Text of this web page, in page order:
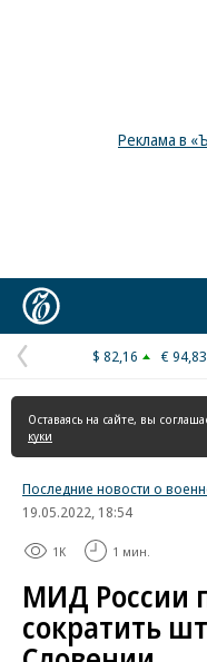
Реклама в
Предыдущая
страница
$ 82,16 € 94,83
Оставаясь на сайте, вы
куки
Последние новости о
19.05.2022, 18:54
1K 1 мин.
МИД России
сократить